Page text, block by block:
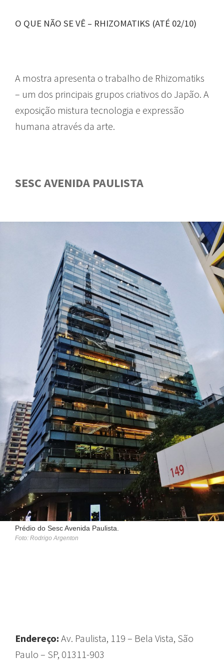
O QUE NÃO SE VÊ – RHIZOMATIKS (ATÉ 02/10)
A mostra apresenta o trabalho de Rhizomatiks
– um dos principais grupos criativos do Japão. A
exposição mistura tecnologia e expressão
humana através da arte.
SESC AVENIDA PAULISTA
Prédio do Sesc Avenida Paulista.
Foto: Rodrigo Argenton
Endereço: Av. Paulista, 119 – Bela Vista, São
Paulo – SP, 01311-903